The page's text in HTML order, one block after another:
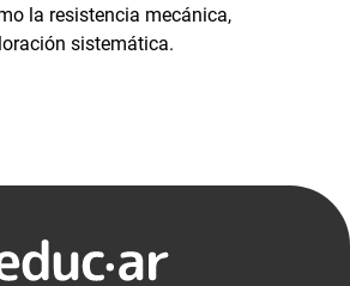
la resistencia mecánica,
sistemática.